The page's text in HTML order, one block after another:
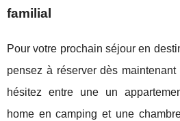
familial
Pour votre prochain séjour en
pensez à réserver dès
hésitez entre une un
home en camping et une